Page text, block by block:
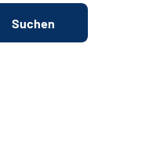
Suchen